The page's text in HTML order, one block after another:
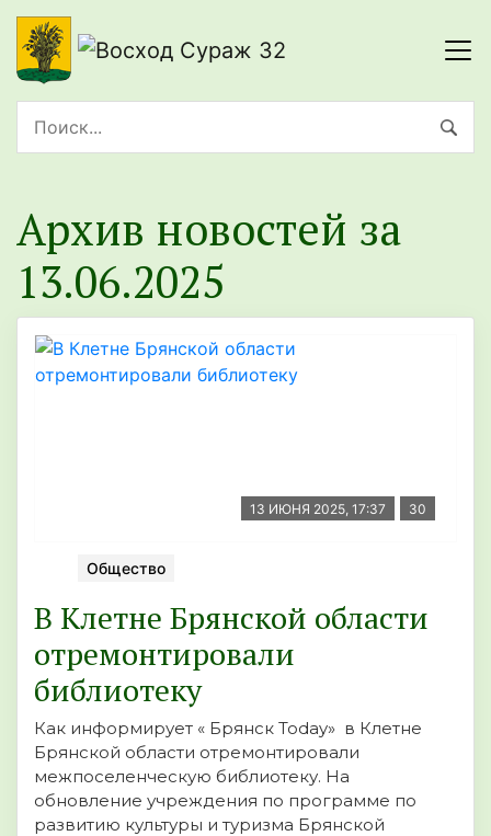
Архив новостей за
13.06.2025
13 ИЮНЯ 2025, 17:37 30
Общество
В Клетне Брянской области
отремонтировали
библиотеку
Как информирует « Брянск Today» в Клетне
Брянской области отремонтировали
межпоселенческую библиотеку. На
обновление учреждения по программе по
развитию культуры и туризма Брянской